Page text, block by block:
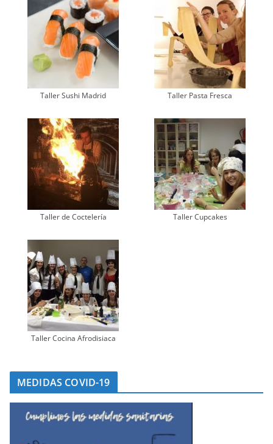
Taller Sushi Madrid Taller Pasta Fresca
Taller de Coctelería Taller Cupcakes
Taller Cocina Afrodisiaca
MEDIDAS COVID-19